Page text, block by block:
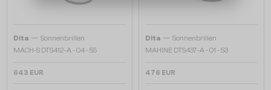
Dita — Sonnenbrillen
MACH-S DTS412-A - 04 - 55
643 EUR
Dita — Sonnenbrillen
MAHINE DTS437-A - 01 - 53
476 EUR